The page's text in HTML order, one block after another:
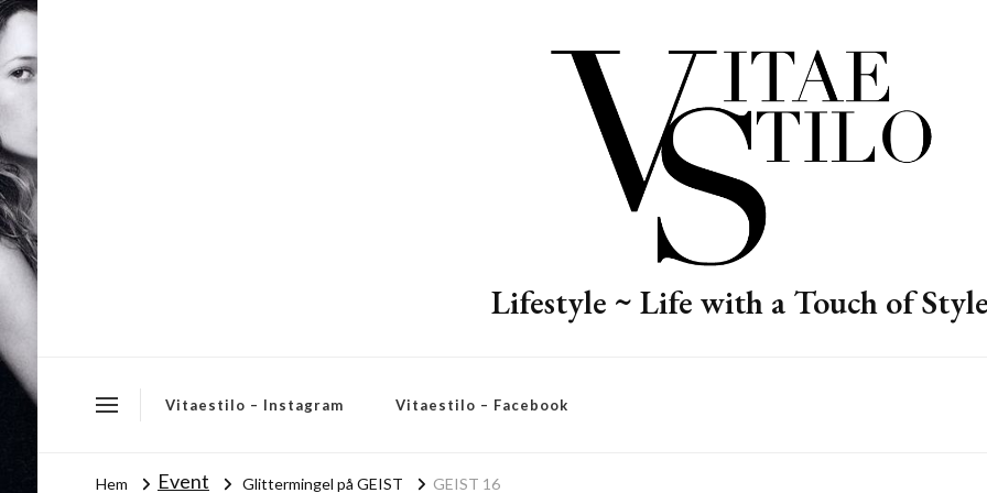
Lifestyle ~ Life with a Touch of
Vitaestilo – Instagram Vitaestilo – Facebook
Hem Event Glittermingel på GEIST GEIST 16